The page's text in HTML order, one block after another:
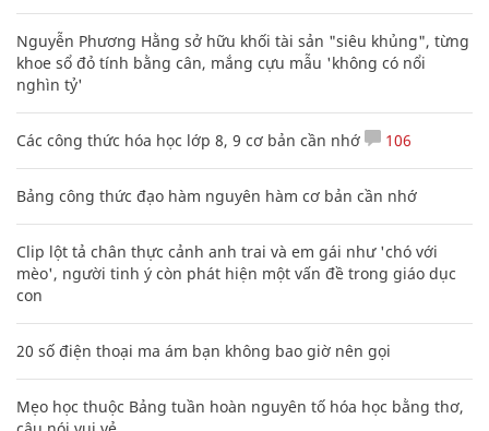
Nguyễn Phương Hằng sở hữu khối tài sản "siêu khủng", từng
khoe sổ đỏ tính bằng cân, mắng cựu mẫu 'không có nổi
nghìn tỷ'
Các công thức hóa học lớp 8, 9 cơ bản cần nhớ 106
Bảng công thức đạo hàm nguyên hàm cơ bản cần nhớ
Clip lột tả chân thực cảnh anh trai và em gái như 'chó với
mèo', người tinh ý còn phát hiện một vấn đề trong giáo dục
con
20 số điện thoại ma ám bạn không bao giờ nên gọi
Mẹo học thuộc Bảng tuần hoàn nguyên tố hóa học bằng thơ,